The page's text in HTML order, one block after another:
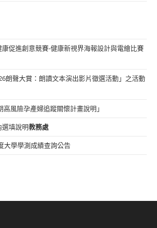
康促進創意競賽-健康新視界海報設計與電繪比賽
朗聲大賞：朗讀文本演出影片徵選活動」之活動
風險孕產婦追蹤關懷計畫說明」
選填說明教務處
大學學測成績查詢公告